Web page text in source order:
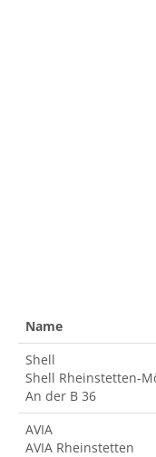
Name
Shell
Shell Rheinstetten-
An der B 36
AVIA
AVIA Rheinstetten